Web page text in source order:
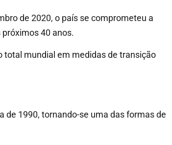
de 2020, o país se comprometeu a
40 anos.
total mundial em medidas de transição
de 1990, tornando-se uma das formas de